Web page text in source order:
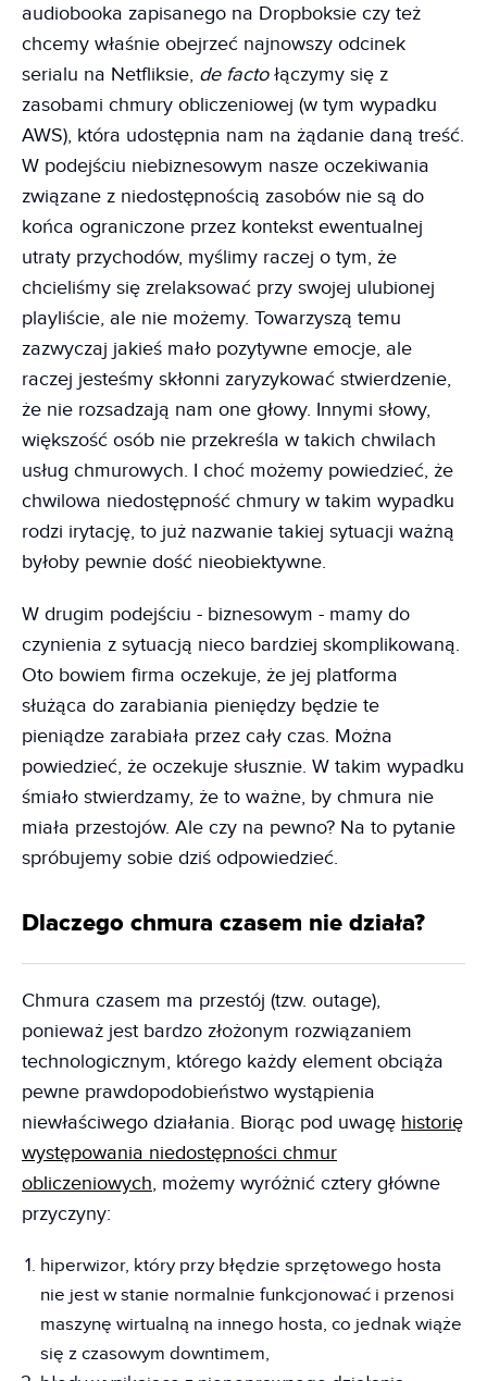
audiobooka zapisanego na Dropboksie czy też
chcemy właśnie obejrzeć najnowszy odcinek
serialu na Netfliksie, de factołączymy się z
zasobami chmury obliczeniowej (w tym wypadku
AWS), która udostępnia nam na żądanie daną treść.
W podejściu niebiznesowym nasze oczekiwania
związane z niedostępnością zasobów nie są do
końca ograniczone przez kontekst ewentualnej
utraty przychodów, myślimy raczej o tym, że
chcieliśmy się zrelaksować przy swojej ulubionej
playliście, ale nie możemy. Towarzyszą temu
zazwyczaj jakieś mało pozytywne emocje, ale
raczej jesteśmy skłonni zaryzykować stwierdzenie,
że nie rozsadzają nam one głowy. Innymi słowy,
większość osób nie przekreśla w takich chwilach
usług chmurowych. I choć możemy powiedzieć, że
chwilowa niedostępność chmury w takim wypadku
rodzi irytację, to już nazwanie takiej sytuacji ważną
byłoby pewnie dość nieobiektywne.
W drugim podejściu - biznesowym - mamy do
czynienia z sytuacją nieco bardziej skomplikowaną.
Oto bowiem firma oczekuje, że jej platforma
służąca do zarabiania pieniędzy będzie te
pieniądze zarabiała przez cały czas. Można
powiedzieć, że oczekuje słusznie. W takim wypadku
śmiało stwierdzamy, że to ważne, by chmura nie
miała przestojów. Ale czy na pewno? Na to pytanie
spróbujemy sobie dziś odpowiedzieć.
Dlaczego chmura czasem nie działa?
Chmura czasem ma przestój (tzw. outage),
ponieważ jest bardzo złożonym rozwiązaniem
technologicznym, którego każdy element obciąża
pewne prawdopodobieństwo wystąpienia
niewłaściwego działania. Biorąc pod uwagę historię
występowania niedostępności chmur
obliczeniowych, możemy wyróżnić cztery główne
przyczyny:
hiperwizor, który przy błędzie sprzętowego hosta
nie jest w stanie normalnie funkcjonować i przenosi
maszynę wirtualną na innego hosta, co jednak wiąże
się z czasowym downtimem,